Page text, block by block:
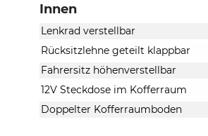
Innen
Lenkrad verstellbar
Rücksitzlehne geteilt klappbar
Fahrersitz höhenverstellbar
12V Steckdose im Kofferraum
Doppelter Kofferraumboden